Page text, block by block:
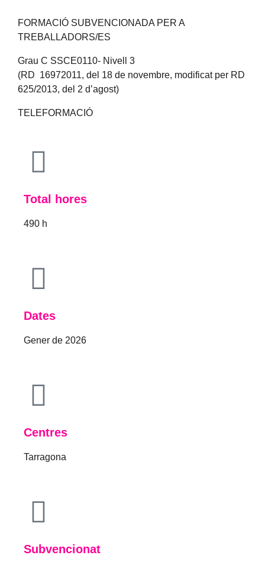
FORMACIÓ SUBVENCIONADA PER A
TREBALLADORS/ES
Grau C SSCE0110- Nivell 3
(RD 16972011, del 18 de novembre, modificat per RD
625/2013, del 2 d’agost)
TELEFORMACIÓ
Total hores
490 h
Dates
Gener de 2026
Centres
Tarragona
Subvencionat